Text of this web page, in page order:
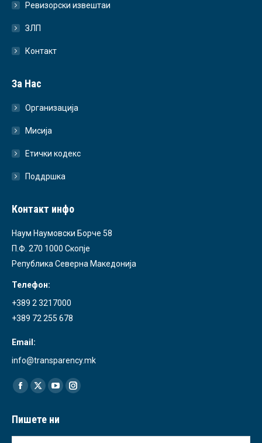
Ревизорски извештаи
ЗЛП
Контакт
За Нас
Организација
Мисија
Етички кодекс
Поддршка
Контакт инфо
Наум Наумовски Борче 58
П.Ф. 270 1000 Скопје
Република Северна Македонија
Телефон:
+389 2 3217000
+389 72 255 678
Email:
info@transparency.mk
Find us on:
Facebook
opens
in
X
opens
in
YouTube
opens
in
Instagram
in
Пишете ни